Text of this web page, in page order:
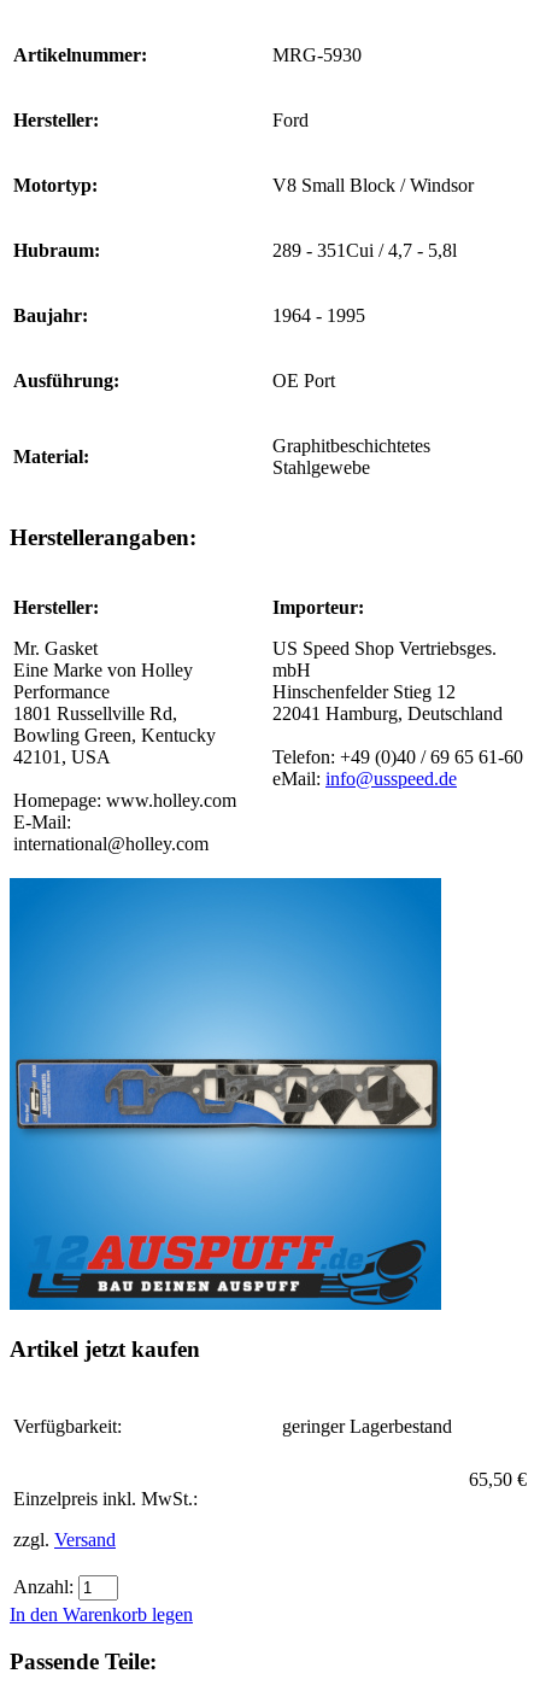
Artikelnummer: MRG-5930
Hersteller: Ford
Motortyp: V8 Small Block / Windsor
Hubraum: 289 - 351Cui / 4,7 - 5,8l
Baujahr: 1964 - 1995
Ausführung: OE Port
Material:
Graphitbeschichtetes
Stahlgewebe
Herstellerangaben:
Hersteller:
Mr. Gasket
Eine Marke von Holley
Performance
1801 Russellville Rd,
Bowling Green, Kentucky
42101, USA
Homepage: www.holley.com
E-Mail:
international@holley.com
Importeur:
US Speed Shop Vertriebsges.
mbH
Hinschenfelder Stieg 12
22041 Hamburg, Deutschland
Telefon: +49 (0)40 / 69 65 61-60
eMail: info@usspeed.de
Artikel jetzt kaufen
Verfügbarkeit: geringer Lagerbestand
Einzelpreis inkl. MwSt.:
zzgl. Versand
65,50 €
Anzahl:
In den Warenkorb legen
Passende Teile: